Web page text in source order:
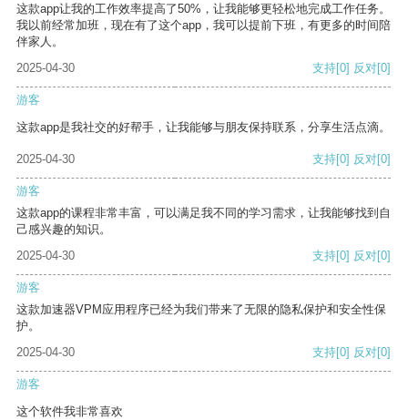
这款app让我的工作效率提高了50%，让我能够更轻松地完成工作任务。
我以前经常加班，现在有了这个app，我可以提前下班，有更多的时间陪
伴家人。
2025-04-30
支持[0] 反对[0]
游客
这款app是我社交的好帮手，让我能够与朋友保持联系，分享生活点滴。
2025-04-30 支持[0] 反对[0]
游客
这款app的课程非常丰富，可以满足我不同的学习需求，让我能够找到自
己感兴趣的知识。
2025-04-30
支持[0] 反对[0]
游客
这款加速器VPM应用程序已经为我们带来了无限的隐私保护和安全性保
护。
2025-04-30
支持[0] 反对[0]
游客
这个软件我非常喜欢